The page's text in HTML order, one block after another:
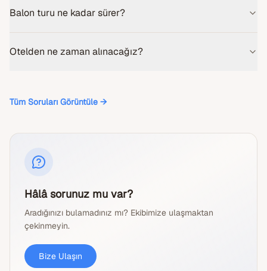
Balon turu ne kadar sürer?
Otelden ne zaman alınacağız?
Tüm Soruları Görüntüle →
Hâlâ sorunuz mu var?
Aradığınızı bulamadınız mı? Ekibimize ulaşmaktan
çekinmeyin.
Bize Ulaşın